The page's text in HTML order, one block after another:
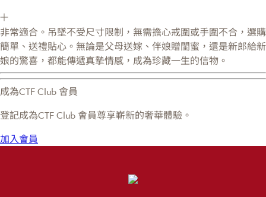
非常適合。吊墜不受尺寸限制，無需擔心戒圍或手圍不合，選購
簡單、送禮貼心。無論是父母送嫁、伴娘贈閨蜜，還是新郎給新
娘的驚喜，都能傳遞真摯情感，成為珍藏一生的信物。
成為CTF Club 會員
登記成為CTF Club 會員尊享嶄新的奢華體驗。
加入會員